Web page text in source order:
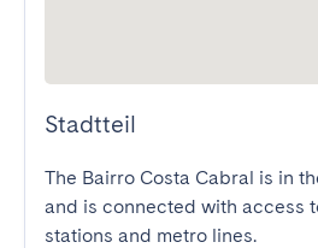
Stadtteil
The Bairro Costa Cabral is in
and is connected with access
stations and metro lines.